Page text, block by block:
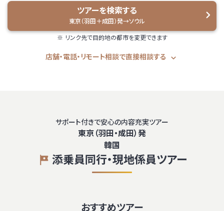
ツアーを検索する
東京（羽田＋成田）発→ソウル
リンク先で目的地の都市を変更できます
店舗・電話・リモート相談で直接相談する
東京（羽田・成田）発
韓国
添乗員同行・現地係員ツアー
サポート付きで安心の内容充実ツアー
おすすめツアー